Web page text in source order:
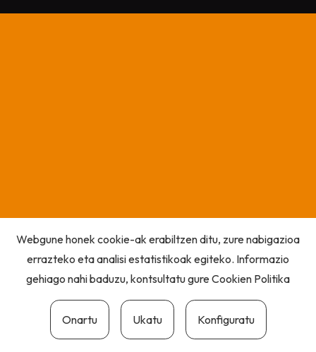
Webgune honek cookie-ak erabiltzen ditu, zure nabigazioa
errazteko eta analisi estatistikoak egiteko. Informazio
gehiago nahi baduzu, kontsultatu gureCookien Politika
Onartu Ukatu Konfiguratu